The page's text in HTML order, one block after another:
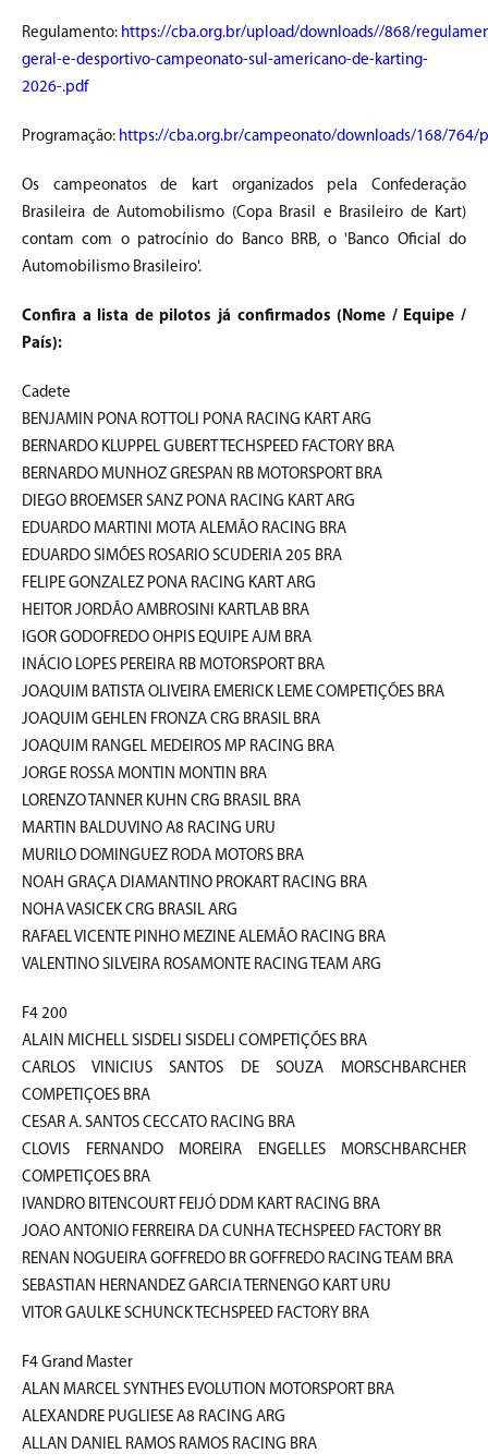
Regulamento: https://cba.org.br/upload/downloads//868/
geral-e-desportivo-campeonato-sul-americano-de-karting-
2026-.pdf
Programação: https://cba.org.br/campeonato/downloads/168/764/
Os campeonatos de kart organizados pela Confederação
Brasileira de Automobilismo (Copa Brasil e Brasileiro de Kart)
contam com o patrocínio do Banco BRB, o 'Banco Oficial do
Automobilismo Brasileiro'.
Confira a lista de pilotos já confirmados (Nome / Equipe /
País):
Cadete
BENJAMIN PONA ROTTOLI PONA RACING KART ARG
BERNARDO KLUPPEL GUBERT TECHSPEED FACTORY BRA
BERNARDO MUNHOZ GRESPAN RB MOTORSPORT BRA
DIEGO BROEMSER SANZ PONA RACING KART ARG
EDUARDO MARTINI MOTA ALEMÃO RACING BRA
EDUARDO SIMÕES ROSARIO SCUDERIA 205 BRA
FELIPE GONZALEZ PONA RACING KART ARG
HEITOR JORDÃO AMBROSINI KARTLAB BRA
IGOR GODOFREDO OHPIS EQUIPE AJM BRA
INÁCIO LOPES PEREIRA RB MOTORSPORT BRA
JOAQUIM BATISTA OLIVEIRA EMERICK LEME COMPETIÇÕES BRA
JOAQUIM GEHLEN FRONZA CRG BRASIL BRA
JOAQUIM RANGEL MEDEIROS MP RACING BRA
JORGE ROSSA MONTIN MONTIN BRA
LORENZO TANNER KUHN CRG BRASIL BRA
MARTIN BALDUVINO A8 RACING URU
MURILO DOMINGUEZ RODA MOTORS BRA
NOAH GRAÇA DIAMANTINO PROKART RACING BRA
NOHA VASICEK CRG BRASIL ARG
RAFAEL VICENTE PINHO MEZINE ALEMÃO RACING BRA
VALENTINO SILVEIRA ROSAMONTE RACING TEAM ARG
F4 200
ALAIN MICHELL SISDELI SISDELI COMPETIÇÕES BRA
CARLOS VINICIUS SANTOS DE SOUZA MORSCHBARCHER
COMPETIÇOES BRA
CESAR A. SANTOS CECCATO RACING BRA
CLOVIS FERNANDO MOREIRA ENGELLES MORSCHBARCHER
COMPETIÇOES BRA
IVANDRO BITENCOURT FEIJÓ DDM KART RACING BRA
JOAO ANTONIO FERREIRA DA CUNHA TECHSPEED FACTORY BR
RENAN NOGUEIRA GOFFREDO BR GOFFREDO RACING TEAM BRA
SEBASTIAN HERNANDEZ GARCIA TERNENGO KART URU
VITOR GAULKE SCHUNCK TECHSPEED FACTORY BRA
F4 Grand Master
ALAN MARCEL SYNTHES EVOLUTION MOTORSPORT BRA
ALEXANDRE PUGLIESE A8 RACING ARG
ALLAN DANIEL RAMOS RAMOS RACING BRA